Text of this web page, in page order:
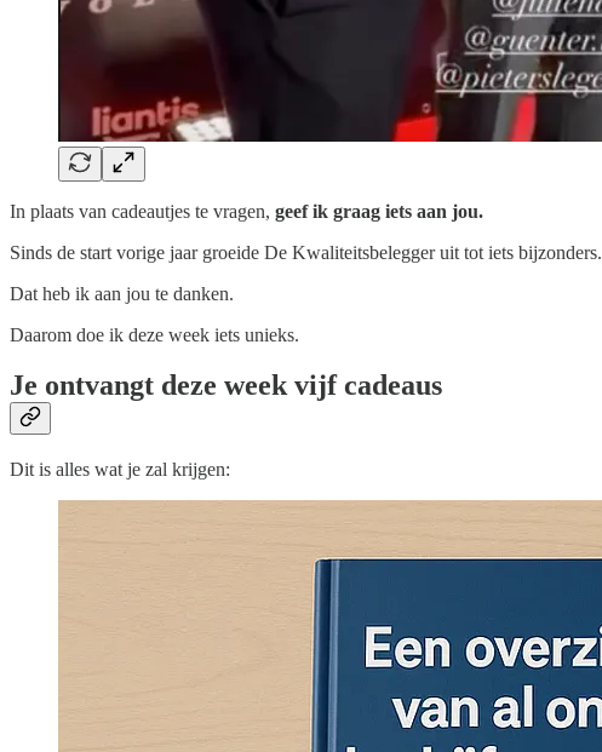
In plaats van cadeautjes te vragen, geef ik graag iets aan jou.
Sinds de start vorige jaar groeide De Kwaliteitsbelegger uit tot iets bijzonders.
Dat heb ik aan jou te danken.
Daarom doe ik deze week iets unieks.
Je ontvangt deze week vijf cadeaus
Dit is alles wat je zal krijgen: